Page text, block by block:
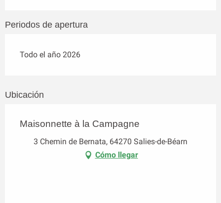
Periodos de apertura
Todo el año 2026
Ubicación
Maisonnette à la Campagne
3 Chemin de Bernata, 64270 Salies-de-Béarn
Cómo llegar